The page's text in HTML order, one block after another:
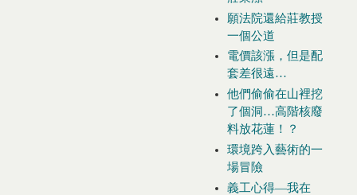
願法院還給莊教授
一個公道
電價該漲，但是配
套差很遠…
他們偷偷在山裡挖
了個洞…高階核廢
料放花蓮！？
環境跨入藝術的一
場冒險
義工心得—我在